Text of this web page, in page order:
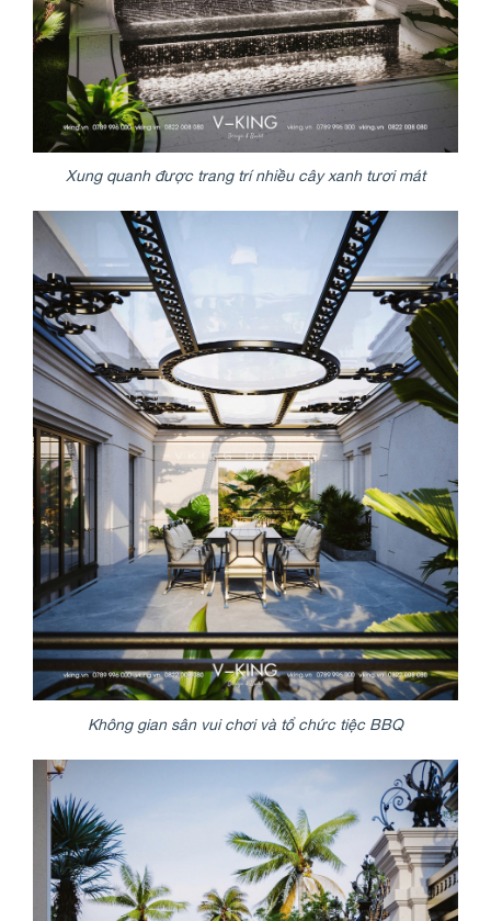
Xung quanh được trang trí nhiều cây xanh tươi mát
Không gian sân vui chơi và tổ chức tiệc BBQ